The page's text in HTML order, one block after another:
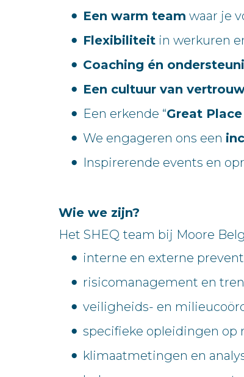
Een warm team waar je
Flexibiliteit in werkuren
Coaching én
Een cultuur van
Een erkende “Great
We engageren ons een
Inspirerende events en
Wie we zijn?
Het SHEQ team bij Moore
interne en externe
risicomanagement en
veiligheids- en
specifieke opleidingen op
klimaatmetingen en